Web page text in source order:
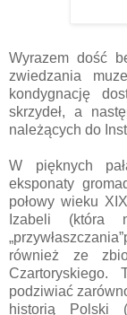
Wyrazem dość
zwiedzania
kondygnację
skrzydeł, a
należących do
W pięknych
eksponaty
połowy wieku
Izabeli (która
również ze
podziwiać
historią Polski